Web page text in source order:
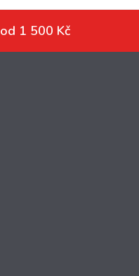
od 1 500 Kč